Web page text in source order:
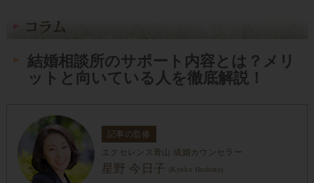
結婚相談所のサポート内容とは？メリ
ットと向いている人を徹底解説！
記事の監修
エクセレンス青山 成婚カウンセラー
星野 今日子 (Kyoko Hoshino)